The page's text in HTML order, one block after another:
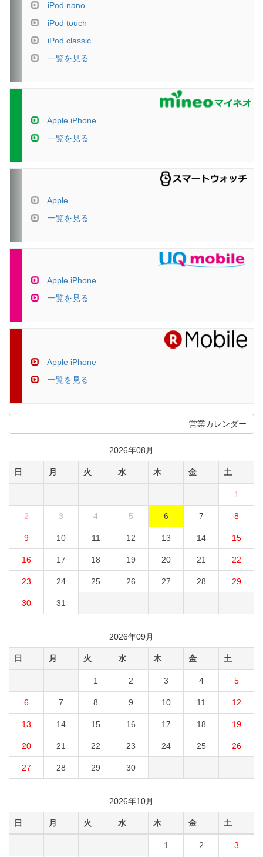
iPod nano
iPod touch
iPod classic
一覧を見る
Apple iPhone
一覧を見る
Apple
一覧を見る
Apple iPhone
一覧を見る
Apple iPhone
一覧を見る
営業カレンダー
2026年08月
日 月 火 水 木 金 土
1
2 3 4 5 6 7 8
9 10 11 12 13 14 15
16 17 18 19 20 21 22
23 24 25 26 27 28 29
30 31
2026年09月
日 月 火 水 木 金 土
1 2 3 4 5
6 7 8 9 10 11 12
13 14 15 16 17 18 19
20 21 22 23 24 25 26
27 28 29 30
2026年10月
日 月 火 水 木 金 土
1 2 3